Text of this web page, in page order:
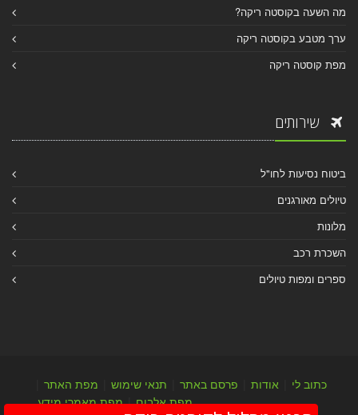
מה השעה בקוסטה ריקה?
ערך מטבע בקוסטה ריקה
מפת קוסטה ריקה
שירותים
ביטוח נסיעות לחו"ל
טיולים מאורגנים
מלונות
השכרת רכב
ספרים ומפות טיולים
כתוב לי אודות פרסם באתר תנאי שימוש מפת האתר
מפת אלבום|מפת מאמרי מידע